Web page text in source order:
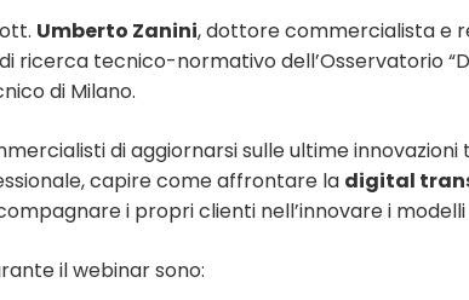
Umberto Zanini, dottore commercialista e
ricerca tecnico-normativo dell’Osservatorio
di Milano.
di aggiornarsi sulle ultime innovazioni
capire come affrontare la digital
i propri clienti nell’innovare i modelli
il webinar sono: